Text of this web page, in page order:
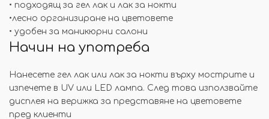
• подходящ за гел лак и лак за нокти
•лесно организиране на цветовете
• удобен за маникюрни салони
Начин на употреба
Нанесете гел лак или лак за нокти върху мострите и
изпечете в UV или LED лампа. След това използвайте
дисплея на верижка за представяне на цветовете
пред клиенти